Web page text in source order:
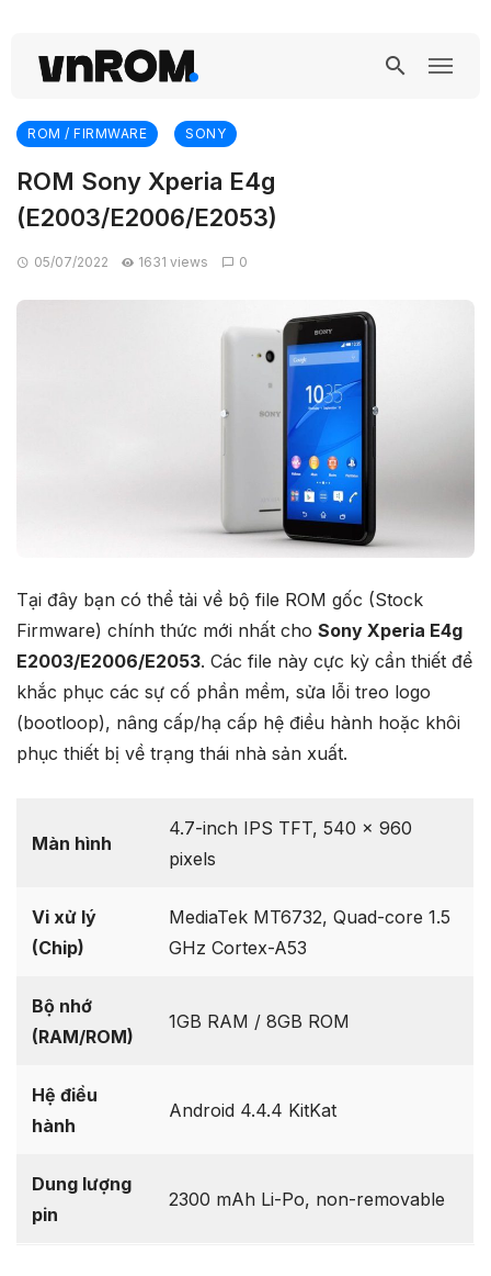
ROM / FIRMWARE SONY
ROM Sony Xperia E4g
(E2003/E2006/E2053)
05/07/2022 1631 views 0
Tại đây bạn có thể tải về bộ file ROM gốc (Stock
Firmware) chính thức mới nhất cho Sony Xperia E4g
E2003/E2006/E2053. Các file này cực kỳ cần thiết để
khắc phục các sự cố phần mềm, sửa lỗi treo logo
(bootloop), nâng cấp/hạ cấp hệ điều hành hoặc khôi
phục thiết bị về trạng thái nhà sản xuất.
Màn hình
4.7-inch IPS TFT, 540 x 960
pixels
Vi xử lý
(Chip)
MediaTek MT6732, Quad-core 1.5
GHz Cortex-A53
Bộ nhớ
(RAM/ROM)
1GB RAM / 8GB ROM
Hệ điều
hành
Android 4.4.4 KitKat
Dung lượng
pin
2300 mAh Li-Po, non-removable